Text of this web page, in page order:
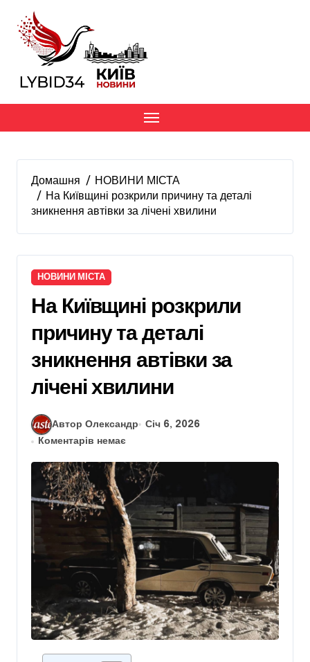
вмісту
Домашня
НОВИНИ МІСТА
На Київщині розкрили причину та деталі
зникнення автівки за лічені хвилини
НОВИНИ МІСТА
На Київщині розкрили
причину та деталі
зникнення автівки за
лічені хвилини
Автор Олександр
Січ 6, 2026
Коментарів немає